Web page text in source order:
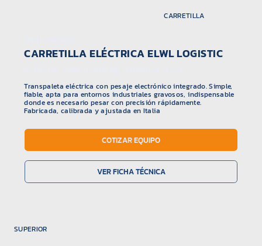
CARRETILLA
CARRETILLA ELÉCTRICA ELWL LOGISTIC
Transpaleta eléctrica con pesaje electrónico integrado. Simple,
fiable, apta para entornos industriales gravosos, indispensable
donde es necesario pesar con precisión rápidamente.
Fabricada, calibrada y ajustada en Italia
COTIZAR EQUIPO
VER FICHA TÉCNICA
SUPERIOR